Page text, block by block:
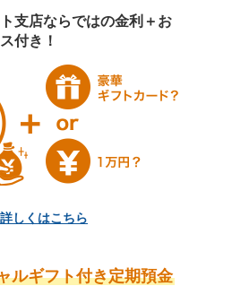
支店ならではの金利＋お
付き！
しくはこちら
ルギフト付き定期預金